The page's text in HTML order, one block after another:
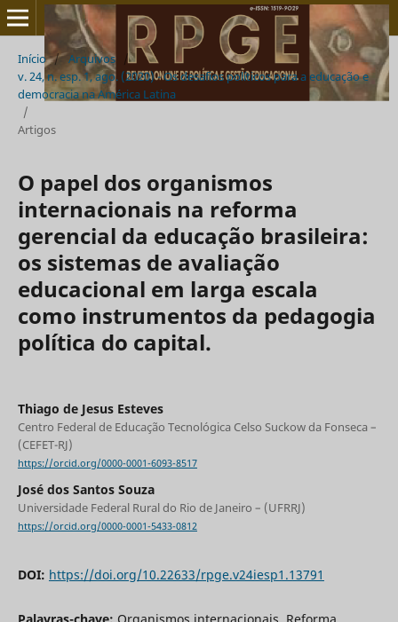
Início / Arquivos
/
v. 24, n. esp. 1, ago. (2020) - Os desafios políticos para a educação e
democracia na América Latina
/
Artigos
O papel dos organismos
internacionais na reforma
gerencial da educação brasileira:
os sistemas de avaliação
educacional em larga escala
como instrumentos da pedagogia
política do capital.
Thiago de Jesus Esteves
Centro Federal de Educação Tecnológica Celso Suckow da Fonseca –
(CEFET-RJ)
https://orcid.org/0000-0001-6093-8517
José dos Santos Souza
Universidade Federal Rural do Rio de Janeiro – (UFRRJ)
https://orcid.org/0000-0001-5433-0812
DOI: https://doi.org/10.22633/rpge.v24iesp1.13791